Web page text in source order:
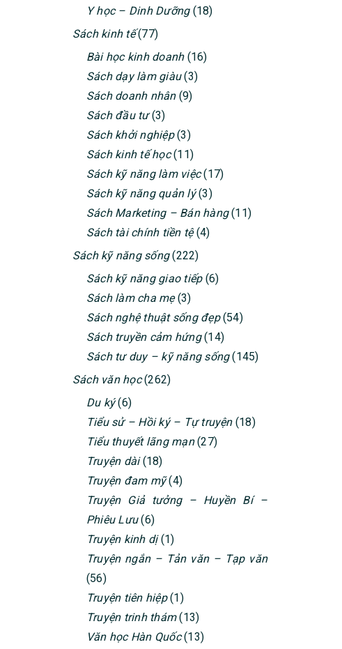
Y học – Dinh Dưỡng(18)
Sách kinh tế(77)
Bài học kinh doanh(16)
Sách dạy làm giàu(3)
Sách doanh nhân(9)
Sách đầu tư(3)
Sách khởi nghiệp(3)
Sách kinh tế học(11)
Sách kỹ năng làm việc(17)
Sách kỹ năng quản lý(3)
Sách Marketing – Bán hàng(11)
Sách tài chính tiền tệ(4)
Sách kỹ năng sống(222)
Sách kỹ năng giao tiếp(6)
Sách làm cha mẹ(3)
Sách nghệ thuật sống đẹp(54)
Sách truyền cảm hứng(14)
Sách tư duy – kỹ năng sống(145)
Sách văn học(262)
Du ký(6)
Tiểu sử – Hồi ký – Tự truyện(18)
Tiểu thuyết lãng mạn(27)
Truyện dài(18)
Truyện đam mỹ(4)
Truyện Giả tưởng – Huyền Bí –
Phiêu Lưu(6)
Truyện kinh dị(1)
Truyện ngắn – Tản văn – Tạp văn
(56)
Truyện tiên hiệp(1)
Truyện trinh thám(13)
Văn học Hàn Quốc(13)